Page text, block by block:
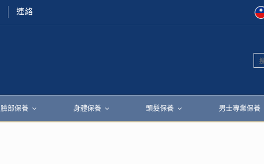
連絡
臉部保養 身體保養 頭髮保養 男士專業保養